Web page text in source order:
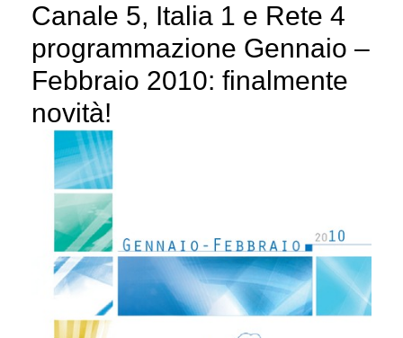
Canale 5, Italia 1 e Rete 4
programmazione Gennaio –
Febbraio 2010: finalmente
novità!